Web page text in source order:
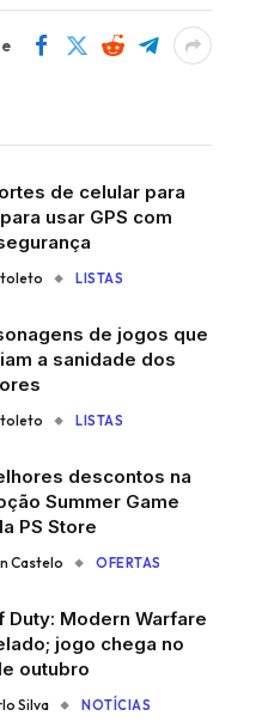
de celular para
usar GPS com
LISTAS
de jogos que
a sanidade dos
LISTAS
descontos na
Summer Game
PS Store
Castelo OFERTAS
Duty: Modern Warfare
jogo chega no
outubro
Silva NOTÍCIAS